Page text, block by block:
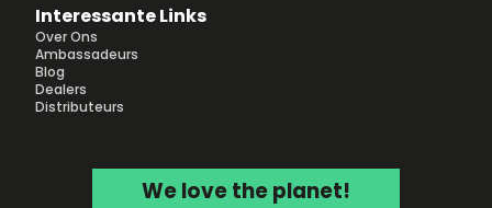
Interessante Links
Over Ons
Ambassadeurs
Blog
Dealers
Distributeurs
We love the planet!